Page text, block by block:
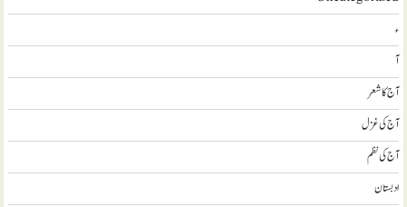
ء
آ
آج کا شعر
آج کی غزل
آج کی نظم
ادبستان